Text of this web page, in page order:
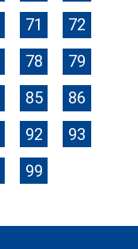
71
72
78
79
85
86
92
93
99